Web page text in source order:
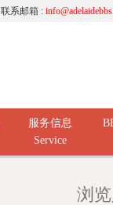
联系邮箱 :
服务信息
Service
浏